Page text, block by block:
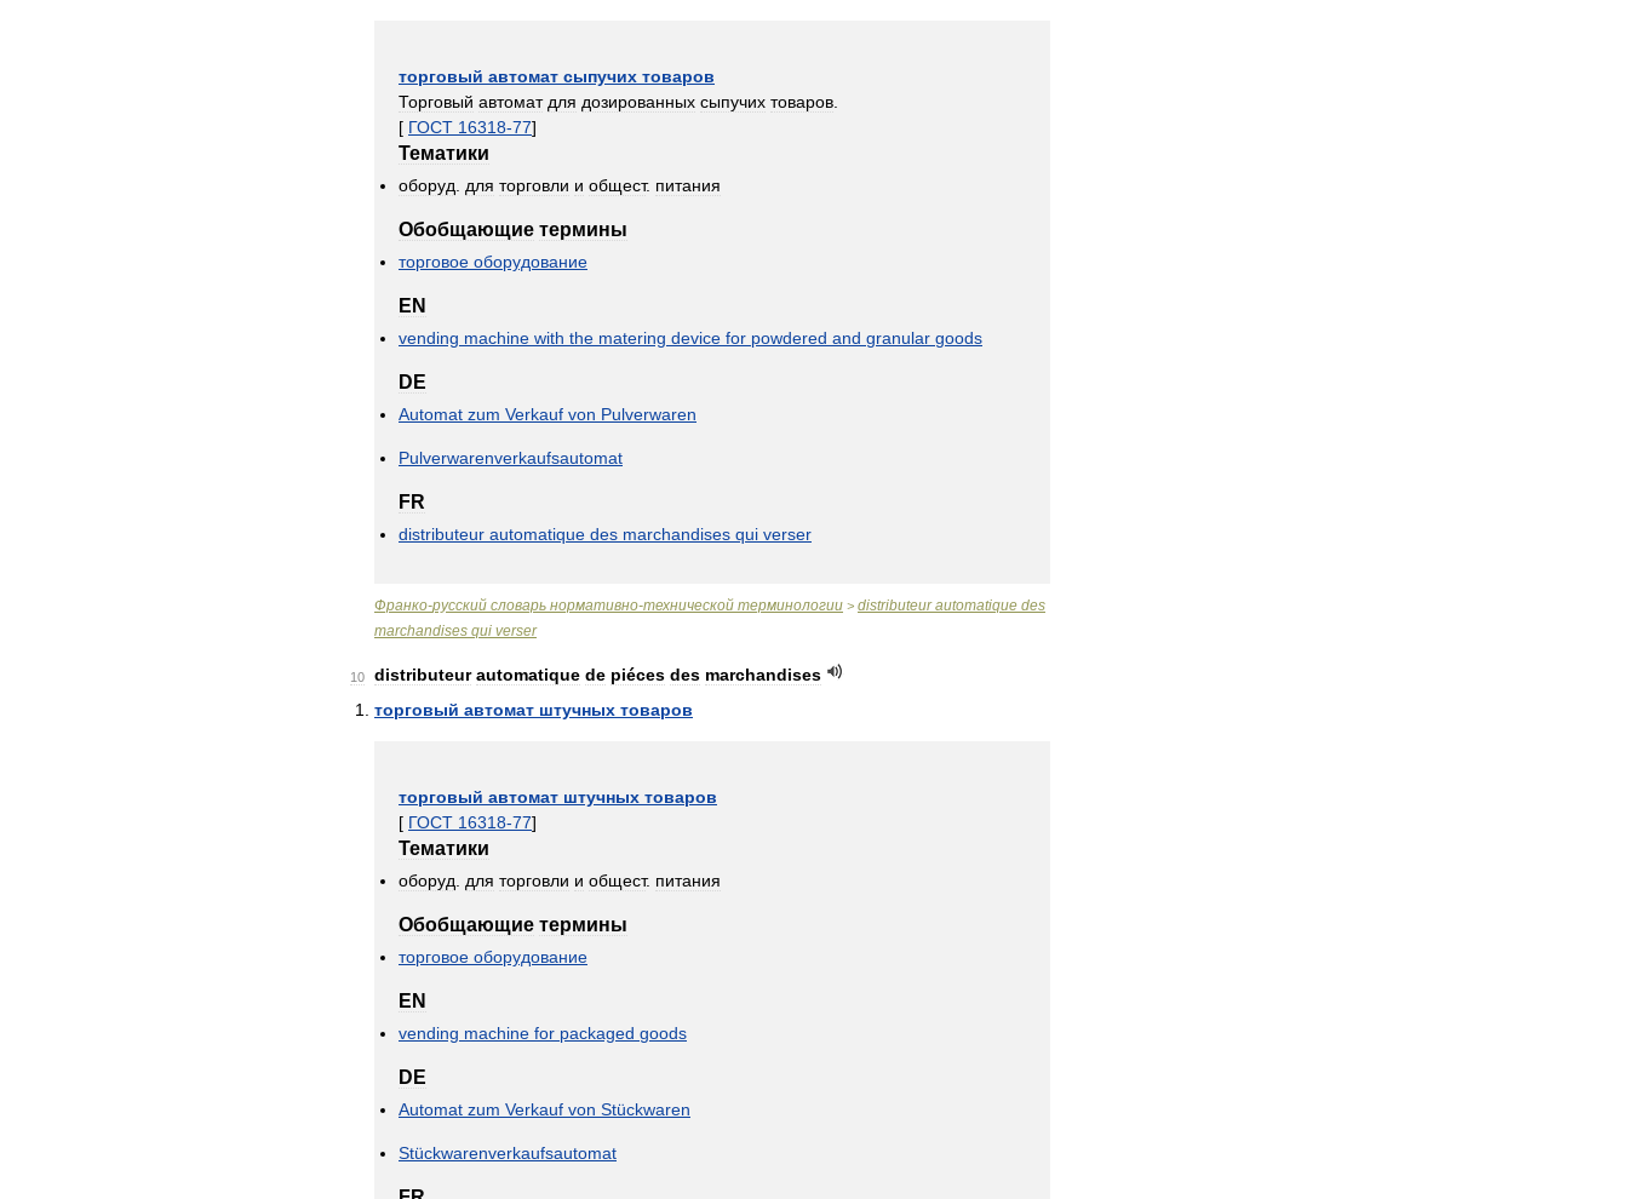
торговый автомат сыпучих товаров
Торговый автомат для дозированных сыпучих товаров
[ ГОСТ 16318-77]
Тематики
оборуд для торговли и общест. питания
Обобщающие термины
торговое оборудование
EN
vending machine with the matering device for powdered and granular goods
DE
Automat zum Verkauf von Pulverwaren
Pulverwarenverkaufsautomat
FR
distributeur automatique des marchandises qui verser
Франко-русский словарь нормативно-технической терминологии > distributeur automatique des
marchandises qui verser
10 distributeur automatique de piéces des marchandises
торговый автомат штучных товаров
торговый автомат штучных товаров
[ ГОСТ 16318-77]
Тематики
оборуд для торговли и общест. питания
Обобщающие термины
торговое оборудование
EN
vending machine for packaged goods
DE
Automat zum Verkauf von Stückwaren
Stückwarenverkaufsautomat